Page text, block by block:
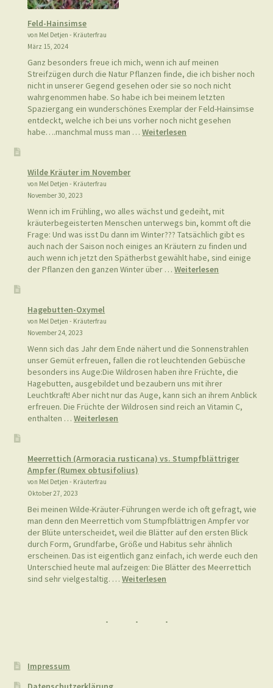
Feld-Hainsimse
von Mel Detjen - Kräuterfrau
März 15, 2024
Ganz besonders freue ich mich, wenn ich auf meinen
Streifzügen durch die Natur Pflanzen finde, die ich bisher noch
nicht in unserer Gegend gesehen oder sie so noch nicht
wahrgenommen habe. So habe ich bei meinem letzten
Spaziergang ein wunderschönes Exemplar der Feld-Hainsimse
entdeckt, welche ich bei uns vorher noch nicht gesehen
habe….manchmal muss man …Weiterlesen
Wilde Kräuter im November
von Mel Detjen - Kräuterfrau
November 30, 2023
Wenn ich im Frühling, wo alles wächst und gedeiht, mit
kräuterbegeisterten Menschen unterwegs bin, kommt oft die
Frage: Und was isst Du dann im Winter??? Tatsächlich gibt es
auch nach der Saison noch einiges an Kräutern zu finden und
auch wenn ich jetzt den Spätherbst gewählt habe, sind einige
der Pflanzen den ganzen Winter über …Weiterlesen
Hagebutten-Oxymel
von Mel Detjen - Kräuterfrau
November 24, 2023
Wenn sich das Jahr dem Ende nähert und die Sonnenstrahlen
unser Gemüt erfreuen, fallen die rot leuchtenden Gebüsche
besonders ins Auge:Die Wildrosen haben ihre Früchte, die
Hagebutten, ausgebildet und bezaubern uns mit ihrer
Leuchtkraft! Aber nicht nur das Auge, kann sich an ihrem Anblick
erfreuen. Die Früchte der Wildrosen sind reich an Vitamin C,
enthalten …Weiterlesen
Meerrettich (Armoracia rusticana) vs. Stumpfblättriger
Ampfer (Rumex obtusifolius)
von Mel Detjen - Kräuterfrau
Oktober 27, 2023
Bei meinen Wilde-Kräuter-Führungen werde ich oft gefragt, wie
man denn den Meerrettich vom Stumpfblättrigen Ampfer vor
der Blüte unterscheidet, weil die Blätter auf den ersten Blick
durch Form, Grundfarbe, Größe und Habitus sehr ähnlich
erscheinen. Das ist eigentlich ganz einfach, ich werde euch den
Unterschied heute mal aufzeigen: Die Blätter des Meerrettich
sind sehr vielgestaltig. …Weiterlesen
vs.
Impressum